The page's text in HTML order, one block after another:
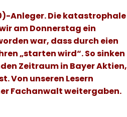
Anleger. Die katastrophale
am Donnerstag ein
war, dass durch eien
„starten wird“. So sinken
Zeitraum in Bayer Aktien,
Von unseren Lesern
Fachanwalt weitergaben.